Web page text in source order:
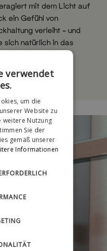
mit dem Licht auf
ein Gefühl von
verleiht – und
sich natürlich in das
an Präsenz zu
verwendet
um die
Website zu
weitere Nutzung
Sie der
gemäß unserer
Informationen